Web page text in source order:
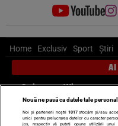
Home Exclusiv Sport Știri
Scrie-ne pe Whatsapp,
Nouă ne pasă ca datele tale
Noi și partenerii noștri 1017stocăm și/sau
unici pentru prelucrarea datelor cu caracter
jos, respectiv vă puteți opune utilizării